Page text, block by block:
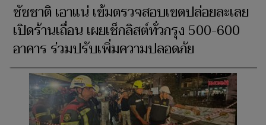
ชัชชาติ เอาแน่ เข้มตรวจสอบเขตปล่อยละเลย
เปิดร้านเถื่อน เผยเช็กลิสต์ทั่วกรุง 500-600
อาคาร ร่วมปรับเพิ่มความปลอดภัย